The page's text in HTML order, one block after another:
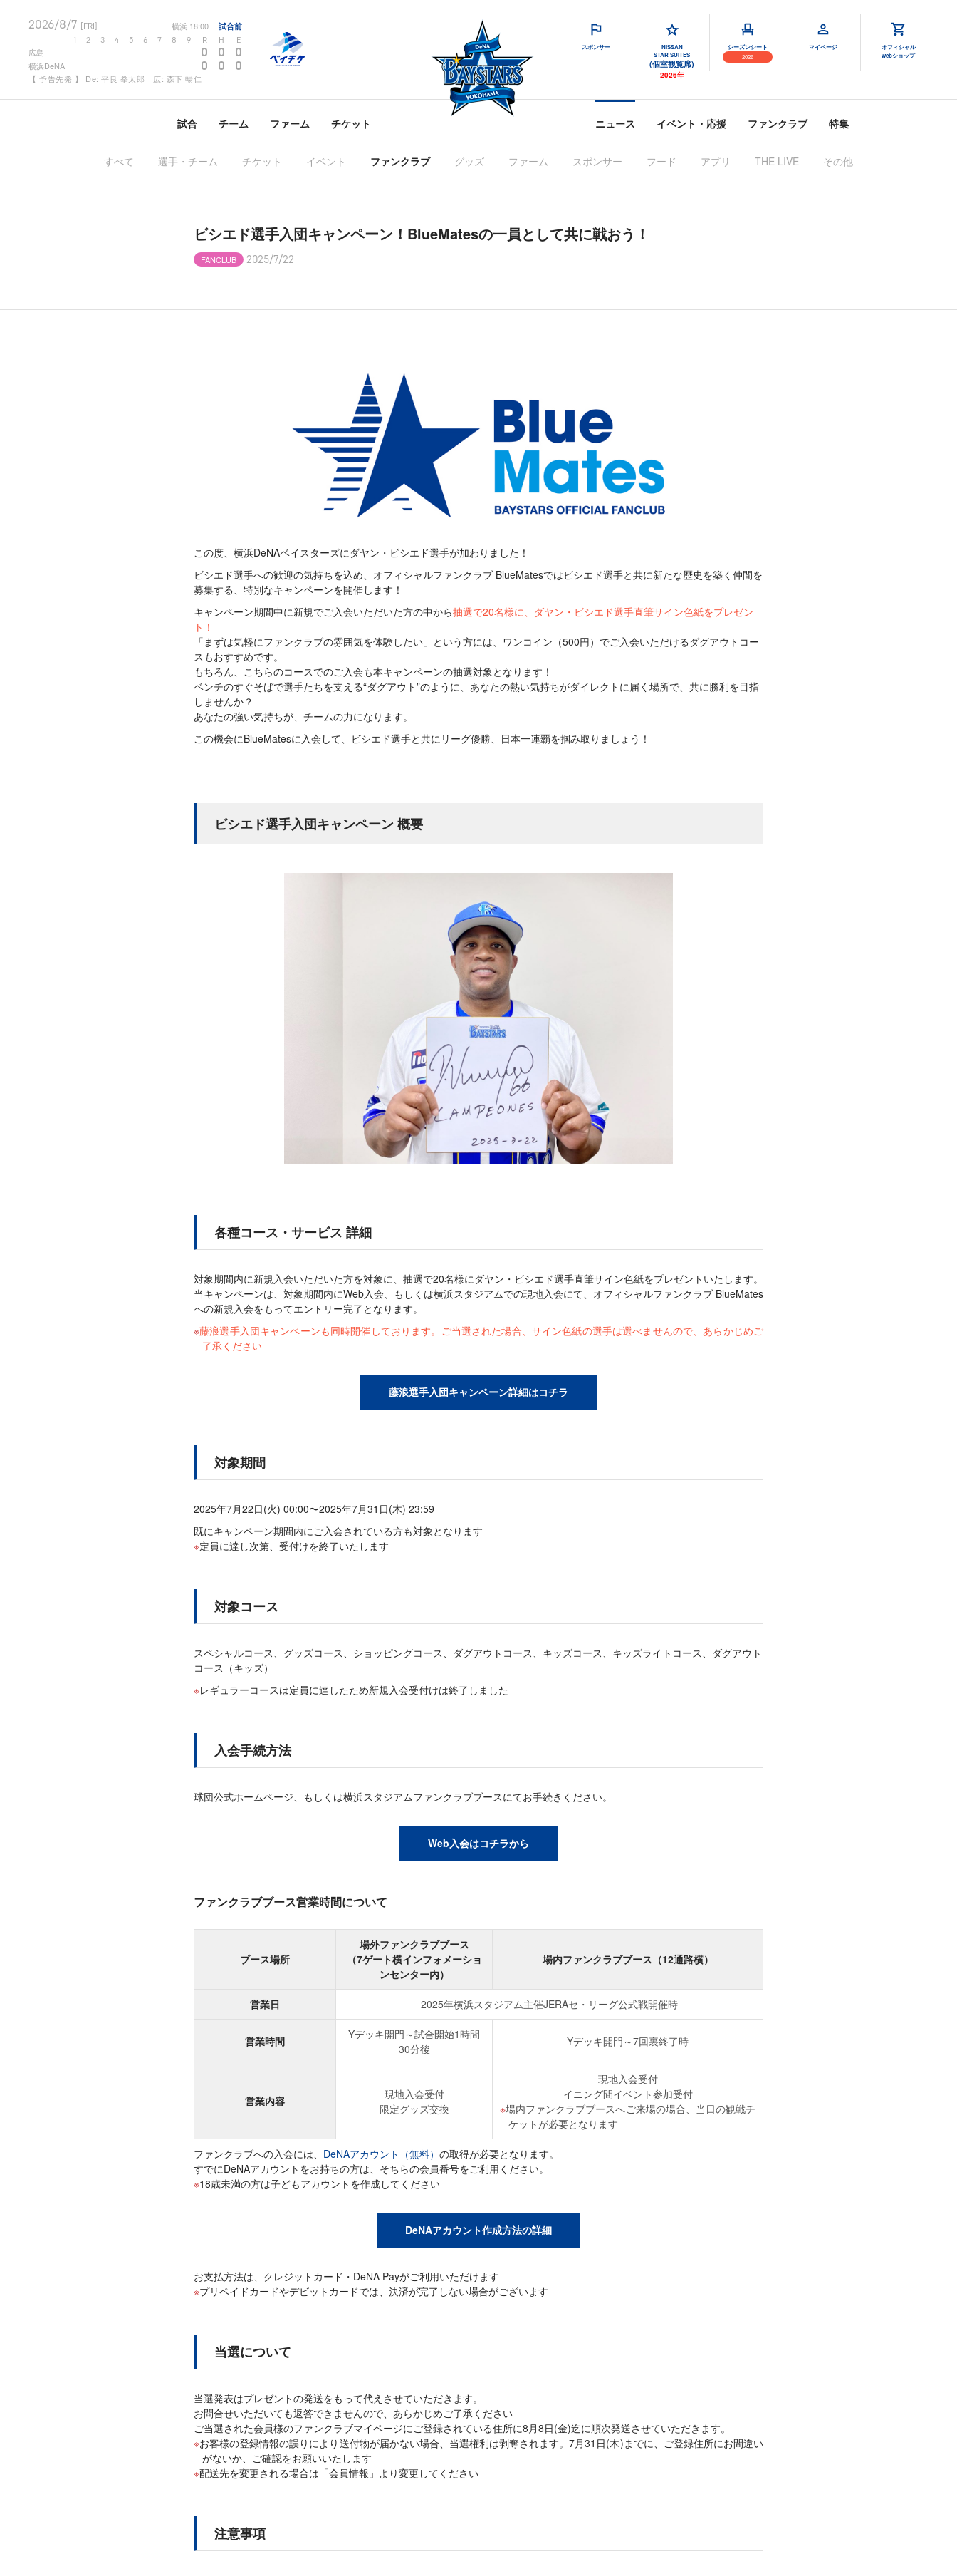
2026/8/7 [FRI] 横浜 18:00 試合前
2 3 4 5 6 7 8 9 R H E
広島 0 0 0
横浜DeNA 0 0 0
【 予告先発 】 De: 平良 拳太郎 広: 森下 暢仁
スポンサー
NISSAN
STAR SUITES
(個室観覧席)
2026年
シーズンシート
2026
マイページ
オフィシャル
webショップ
試合 チーム ファーム チケット ニュース イベント・応援 ファンクラブ 特集
すべて 選手・チーム チケット イベント ファンクラブ グッズ ファーム スポンサー フード アプリ THE LIVE その他
ビシエド選手入団キャンペーン！BlueMatesの一員として共に戦おう！
FANCLUB 2025/7/22
この度、横浜DeNAベイスターズにダヤン・ビシエド選手が加わりました！
ビシエド選手への歓迎の気持ちを込め、オフィシャルファンクラブ BlueMatesではビシエド選手と共に新たな歴史を築く仲間を
募集する、特別なキャンペーンを開催します！
キャンペーン期間中に新規でご入会いただいた方の中から抽選で20名様に、ダヤン・ビシエド選手直筆サイン色紙をプレゼン
ト！
「まずは気軽にファンクラブの雰囲気を体験したい」という方には、ワンコイン（500円）でご入会いただけるダグアウトコー
スもおすすめです。
もちろん、こちらのコースでのご入会も本キャンペーンの抽選対象となります！
ベンチのすぐそばで選手たちを支える“ダグアウト”のように、あなたの熱い気持ちがダイレクトに届く場所で、共に勝利を目指
しませんか？
あなたの強い気持ちが、チームの力になります。
この機会にBlueMatesに入会して、ビシエド選手と共にリーグ優勝、日本一連覇を掴み取りましょう！
ビシエド選手入団キャンペーン 概要
各種コース・サービス 詳細
対象期間内に新規入会いただいた方を対象に、抽選で20名様にダヤン・ビシエド選手直筆サイン色紙をプレゼントいたします。
当キャンペーンは、対象期間内にWeb入会、もしくは横浜スタジアムでの現地入会にて、オフィシャルファンクラブ BlueMates
への新規入会をもってエントリー完了となります。
藤浪選手入団キャンペーンも同時開催しております。ご当選された場合、サイン色紙の選手は選べませんので、あらかじめご
了承ください
藤浪選手入団キャンペーン詳細はコチラ
対象期間
2025年7月22日(火) 00:00〜2025年7月31日(木) 23:59
既にキャンペーン期間内にご入会されている方も対象となります
定員に達し次第、受付けを終了いたします
対象コース
スペシャルコース、グッズコース、ショッピングコース、ダグアウトコース、キッズコース、キッズライトコース、ダグアウト
コース（キッズ）
レギュラーコースは定員に達したため新規入会受付けは終了しました
入会手続方法
球団公式ホームページ、もしくは横浜スタジアムファンクラブブースにてお手続きください。
Web入会はコチラから
ファンクラブブース営業時間について
ブース場所
場外ファンクラブブース
（7ゲート横インフォメーショ
ンセンター内）
場内ファンクラブブース（12通路横）
営業日 2025年横浜スタジアム主催JERAセ・リーグ公式戦開催時
営業時間
Yデッキ開門～試合開始1時間
30分後
Yデッキ開門～7回裏終了時
営業内容
現地入会受付
限定グッズ交換
現地入会受付
イニング間イベント参加受付
場内ファンクラブブースへご来場の場合、当日の観戦チ
ケットが必要となります
ファンクラブへの入会には、 DeNAアカウント（無料） の取得が必要となります。
すでにDeNAアカウントをお持ちの方は、そちらの会員番号をご利用ください。
18歳未満の方は子どもアカウントを作成してください
DeNAアカウント作成方法の詳細
お支払方法は、クレジットカード・DeNA Payがご利用いただけます
プリペイドカードやデビットカードでは、決済が完了しない場合がございます
当選について
当選発表はプレゼントの発送をもって代えさせていただきます。
お問合せいただいても返答できませんので、あらかじめご了承ください
ご当選された会員様のファンクラブマイページにご登録されている住所に8月8日(金)迄に順次発送させていただきます。
お客様の登録情報の誤りにより送付物が届かない場合、当選権利は剥奪されます。7月31日(木)までに、ご登録住所にお間違い
がないか、ご確認をお願いいたします
配送先を変更される場合は「会員情報」より変更してください
注意事項